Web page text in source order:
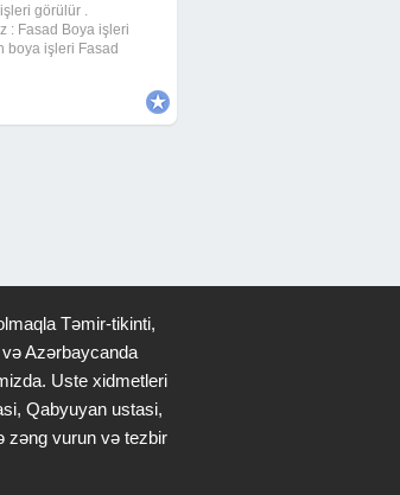
görülür .
: Fasad Boya işleri
boya işleri Fasad
aqlay işleri Fasad
Təmir-tikinti,
Azərbaycanda
Uste xidmetleri
Qabyuyan ustasi,
zəng vurun və tezbir